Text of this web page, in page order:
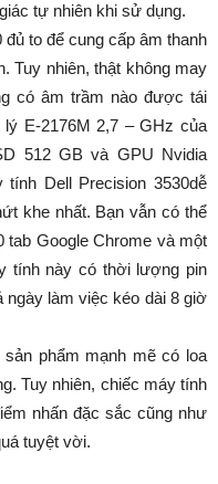
tự nhiên khi sử dụng.
to để cung cấp âm thanh
Tuy nhiên, thật không may
có âm trầm nào được tái
E-2176M 2,7 – GHz của
512 GB và GPU Nvidia
Dell Precision 3530dễ
khe nhất. Bạn vẫn có thể
Google Chrome và một
tính này có thời lượng pin
ngày làm việc kéo dài 8 giờ
phẩm mạnh mẽ có loa
Tuy nhiên, chiếc máy tính
nhấn đặc sắc cũng như
tuyệt vời.